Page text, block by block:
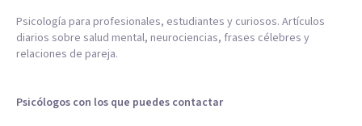
Psicología para profesionales, estudiantes y curiosos. Artículos
diarios sobre salud mental, neurociencias, frases célebres y
relaciones de pareja.
Psicólogos con los que puedes contactar